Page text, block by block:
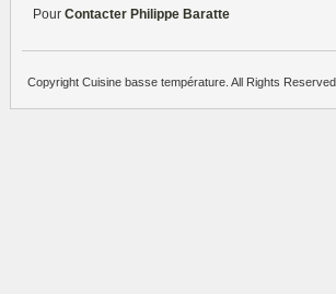
Pour Contacter Philippe Baratte
Copyright Cuisine basse température. All Rights Reserved.